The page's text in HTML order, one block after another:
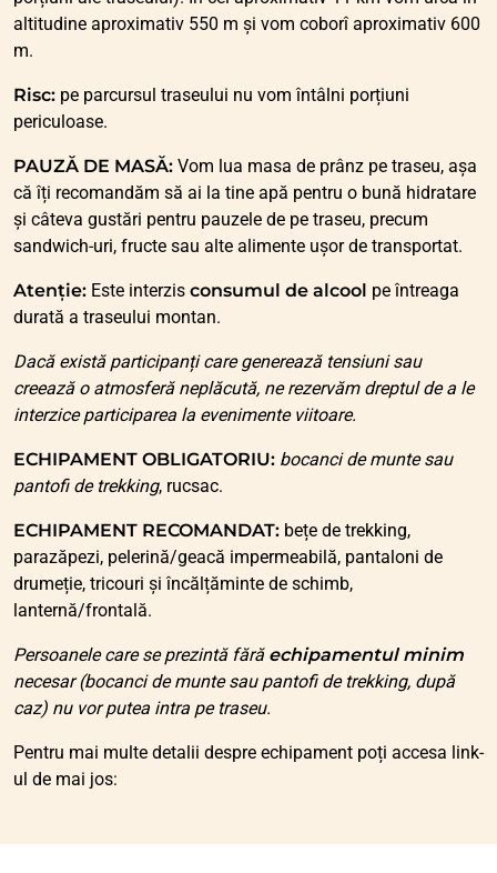
altitudine aproximativ 550 m și vom coborî aproximativ 600
m.
Risc: pe parcursul traseului nu vom întâlni porțiuni
periculoase.
PAUZĂ DE MASĂ: Vom lua masa de prânz pe traseu, așa
că îți recomandăm să ai la tine apă pentru o bună hidratare
și câteva gustări pentru pauzele de pe traseu, precum
sandwich-uri, fructe sau alte alimente ușor de transportat.
Atenție: Este interzis consumul de alcool pe întreaga
durată a traseului montan.
Dacă există participanți care generează tensiuni sau
creează o atmosferă neplăcută, ne rezervăm dreptul de a le
interzice participarea la evenimente viitoare.
ECHIPAMENT OBLIGATORIU: bocanci de munte sau
pantofi de trekking, rucsac.
ECHIPAMENT RECOMANDAT: bețe de trekking,
parazăpezi, pelerină/geacă impermeabilă, pantaloni de
drumeție, tricouri și încălțăminte de schimb,
lanternă/frontală.
Persoanele care se prezintă fără echipamentul minim
necesar (bocanci de munte sau pantofi de trekking, după
caz) nu vor putea intra pe traseu.
Pentru mai multe detalii despre echipament poți accesa link-
ul de mai jos: